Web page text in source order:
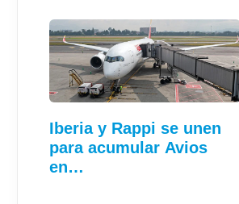
Iberia y Rappi se unen
para acumular Avios
en…